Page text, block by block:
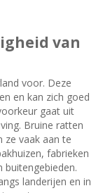
van
voor. Deze
en kan zich goed
gaat uit
Bruine ratten
ze vaak aan te
fabrieken
landerijen en in